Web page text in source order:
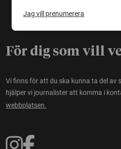
För dig som vill
Vi finns för att du ska kunna ta del av
hjälper vi journalister att komma i
webbplatsen.
Jag vill prenumerera